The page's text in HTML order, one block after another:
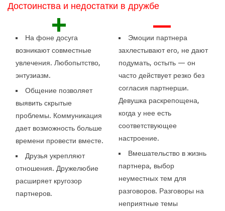
Достоинства и недостатки в дружбе
+
На фоне досуга
возникают совместные
увлечения. Любопытство,
энтузиазм.
Общение позволяет
выявить скрытые
проблемы. Коммуникация
дает возможность больше
времени провести вместе.
Друзья укрепляют
отношения. Дружелюбие
расширяет кругозор
партнеров.
—
Эмоции партнера
захлестывают его, не дают
подумать, остыть — он
часто действует резко без
согласия партнерши.
Девушка раскрепощена,
когда у нее есть
соответствующее
настроение.
Вмешательство в жизнь
партнера, выбор
неуместных тем для
разговоров. Разговоры на
неприятные темы